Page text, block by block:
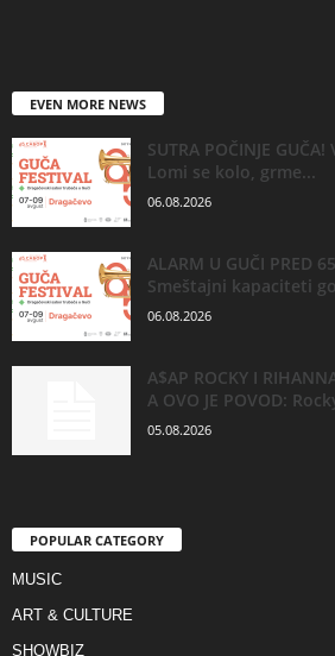
EVEN MORE NEWS
SUTRA POČINJE
Lomi se kolo, grme...
06.08.2026
ALARM U GUČI PRED
Smeštajni kapaciteti
06.08.2026
A$AP ROCKY I
A OVO JE POVOD:
05.08.2026
POPULAR CATEGORY
MUSIC
ART & CULTURE
SHOWBIZ